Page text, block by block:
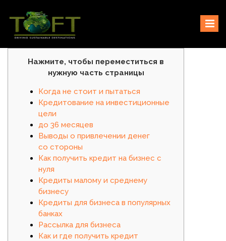
content
TOFTigers
Sustaining our world
Нажмите, чтобы переместиться в
нужную часть страницы
Когда не стоит и пытаться
Кредитование на инвестиционные
цели
до 36 месяцев
Выводы о привлечении денег
со стороны
Как получить кредит на бизнес с
нуля
Кредиты малому и среднему
бизнесу
Кредиты для бизнеса в популярных
банках
Рассылка для бизнеса
Как и где получить кредит